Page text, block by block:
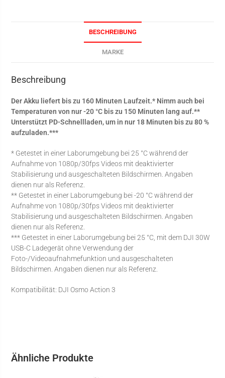
BESCHREIBUNG
MARKE
Beschreibung
Der Akku liefert bis zu 160 Minuten Laufzeit.* Nimm auch bei
Temperaturen von nur -20 °C bis zu 150 Minuten lang auf.**
Unterstützt PD-Schnellladen, um in nur 18 Minuten bis zu 80 %
aufzuladen.***
* Getestet in einer Laborumgebung bei 25 °C während der
Aufnahme von 1080p/30fps Videos mit deaktivierter
Stabilisierung und ausgeschalteten Bildschirmen. Angaben
dienen nur als Referenz.
** Getestet in einer Laborumgebung bei -20 °C während der
Aufnahme von 1080p/30fps Videos mit deaktivierter
Stabilisierung und ausgeschalteten Bildschirmen. Angaben
dienen nur als Referenz.
*** Getestet in einer Laborumgebung bei 25 °C, mit dem DJI 30W
USB-C Ladegerät ohne Verwendung der
Foto-/Videoaufnahmefunktion und ausgeschalteten
Bildschirmen. Angaben dienen nur als Referenz.
Kompatibilität: DJI Osmo Action 3
Ähnliche Produkte